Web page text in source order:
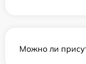
Можно ли